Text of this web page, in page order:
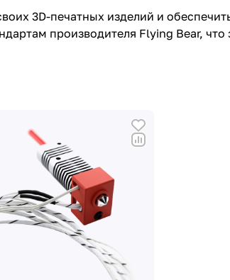
3D-печатных изделий и
производителя Flying Bear,